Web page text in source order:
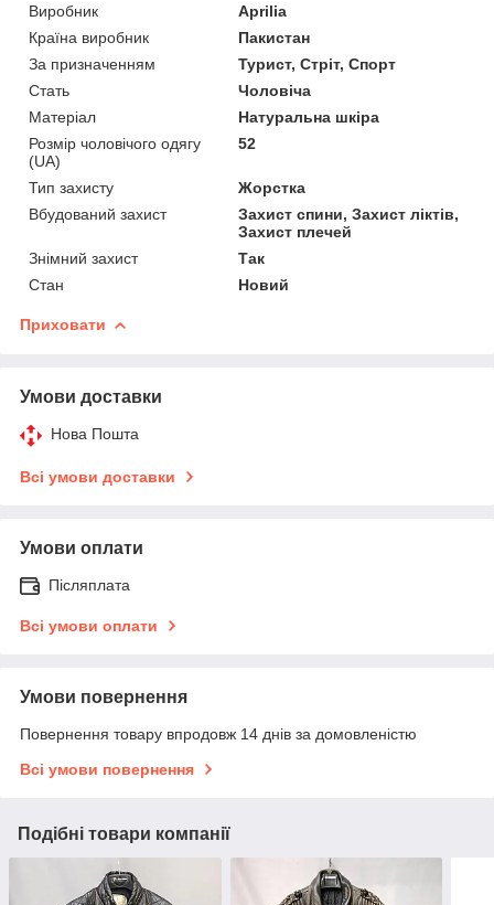
Виробник
Aprilia
Країна виробник
Пакистан
За призначенням
Турист, Стріт, Спорт
Стать
Чоловіча
Матеріал
Натуральна шкіра
Розмір чоловічого одягу
(UA)
52
Тип захисту
Жорстка
Вбудований захист
Захист спини, Захист ліктів,
Захист плечей
Знімний захист
Так
Стан
Новий
Приховати
Умови доставки
Нова Пошта
Всі умови доставки
Умови оплати
Післяплата
Всі умови оплати
Умови повернення
Повернення товару впродовж 14 днів за домовленістю
Всі умови повернення
Подібні товари компанії